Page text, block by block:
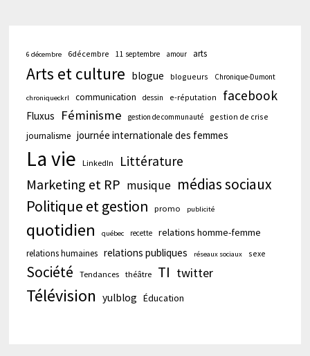
6 décembre 6décembre 11 septembre amour arts
Arts et culture blogue blogueurs Chronique-Dumont
chroniqueckrl communication dessin e-réputation facebook
Fluxus Féminisme gestion de communauté gestion de crise
journalisme journée internationale des femmes
La vie LinkedIn Littérature
Marketing et RP musique médias sociaux
Politique et gestion
promo publicité
quotidien québec recette relations homme-femme
relations humaines relations publiques réseaux sociaux sexe
Société Tendances théâtre TI twitter
Télévision yulblog Éducation